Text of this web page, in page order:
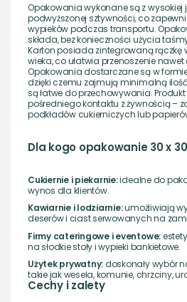
Opakowania wykonane są z wysokiej
podwyższonej sztywności, co
wypieków podczas transportu.
składa, bez konieczności użycia
Karton posiada zintegrowaną rączkę
wieka, co ułatwia przenoszenie
Opakowania dostarczane są w formie
dzięki czemu zajmują minimalną
są łatwe do przechowywania.
pośredniego kontaktu z żywnością –
podkładów cukierniczych lub
Dla kogo opakowanie 30 x 30
Cukiernie i piekarnie:idealne do
wynos dla klientów.
Kawiarnie i lodziarnie:umożliwiają
deserów i ciast serwowanych na
Firmy cateringowe i eventowe:
na słodkie stoły i wypieki bankietowe.
Użytek prywatny:doskonały wybór
takie jak wesela, komunie, chrzciny,
Cechy i zalety